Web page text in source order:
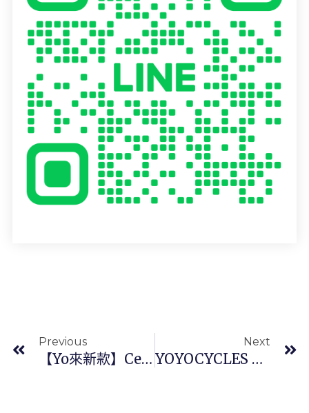
Previous
【yo來新款】Cervélo S5 2025 新款發表
Next
YOYOCYCLES 2025 年環法自行車賽第 12 賽段戰況分析：波加查奧塔坎山稱王，黃衫易主環法變天！